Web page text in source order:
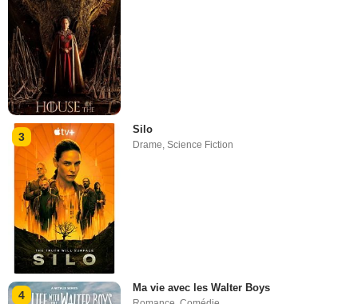
3
Silo
Drame,Science Fiction
4
Ma vie avec les Walter Boys